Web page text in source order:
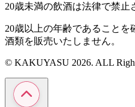
20歳未満の飲酒は法律で禁止
20歳以上の年齢であることを
酒類を販売いたしません。
© KAKUYASU 2026. ALL